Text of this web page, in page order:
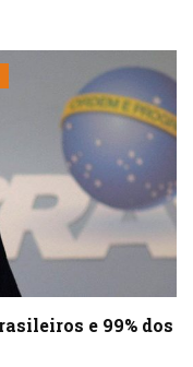
e 99% dos